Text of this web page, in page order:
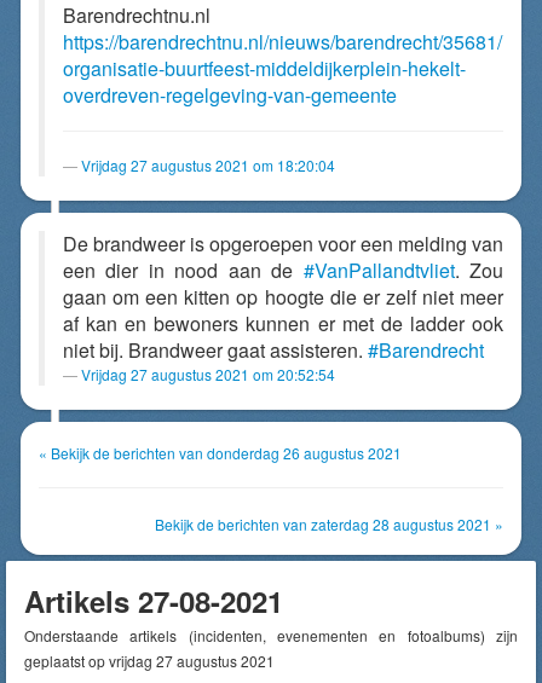
Barendrechtnu.nl
https://barendrechtnu.nl/nieuws/barendrecht/35681/
organisatie-buurtfeest-middeldijkerplein-hekelt-
overdreven-regelgeving-van-gemeente
Vrijdag 27 augustus 2021 om 18:20:04
De brandweer is opgeroepen voor een melding van
een dier in nood aan de #VanPallandtvliet. Zou
gaan om een kitten op hoogte die er zelf niet meer
af kan en bewoners kunnen er met de ladder ook
niet bij. Brandweer gaat assisteren. #Barendrecht
Vrijdag 27 augustus 2021 om 20:52:54
« Bekijk de berichten van donderdag 26 augustus 2021
Bekijk de berichten van zaterdag 28 augustus 2021 »
Artikels 27-08-2021
Onderstaande artikels (incidenten, evenementen en fotoalbums) zijn
geplaatst op vrijdag 27 augustus 2021